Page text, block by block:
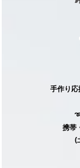
手作り
携帯
(